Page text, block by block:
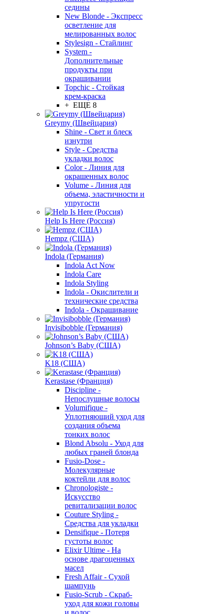
седины
New Blonde - Экспресс
осветление для
мелированных волос
Stylesign - Стайлинг
System -
Дополнительные
продукты при
окрашивании
Topchic - Стойкая
крем-краска
+ ЕЩЕ 8
Greymy (Швейцария)
Shine - Свет и блеск
изнутри
Style - Средства
укладки волос
Color - Линия для
окрашенных волос
Volume - Линия для
объема, эластичности и
упругости
Help Is Here (Россия)
Hempz (США)
Indola (Германия)
Indola Act Now
Indola Care
Indola Styling
Indola - Окислители и
технические средства
Indola - Окрашивание
Invisibobble (Германия)
Johnson’s Baby (США)
K18 (США)
Kerastase (Франция)
Discipline -
Непослушные волосы
Volumifique -
Уплотняющий уход для
создания объема
тонких волос
Blond Absolu - Уход для
любых граней блонда
Fusio-Dose -
Молекулярные
коктейли для волос
Chronologiste -
Искусство
ревитализации волос
Couture Styling -
Средства для укладки
Densifique - Потеря
густоты волос
Elixir Ultime - На
основе драгоценных
масел
Fresh Affair - Сухой
шампунь
Fusio-Scrub - Скраб-
уход для кожи головы
и волос